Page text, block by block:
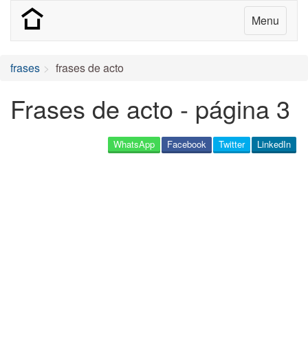
Menu
frases frases de acto
Frases de acto - página 3
LinkedIn
Twitter
Facebook
WhatsApp